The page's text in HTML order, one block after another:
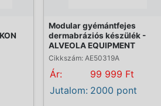
Modular gyémántfejes
dermabráziós készülék -
ALVEOLA EQUIPMENT
Cikkszám: AE50319A
Ár:
99 999 Ft
Jutalom: 2000 pont